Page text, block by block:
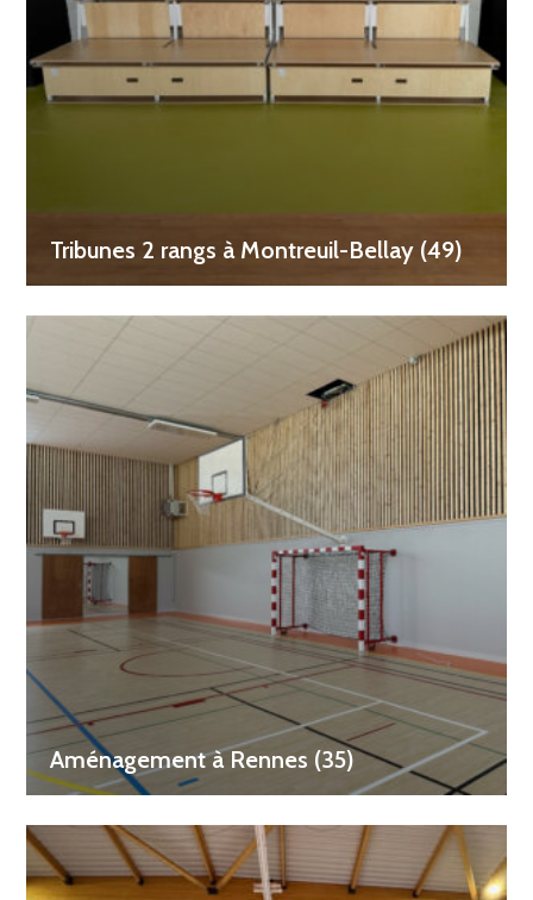
Tribunes 2 rangs à Montreuil-Bellay (49)
Aménagement à Rennes (35)